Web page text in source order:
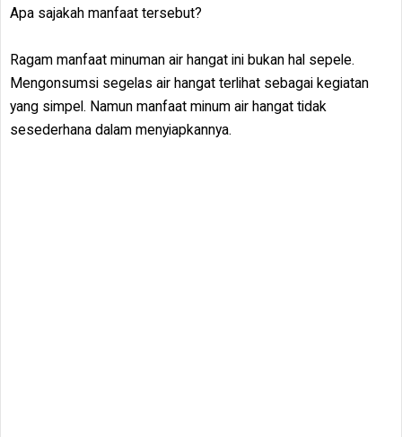
Apa sajakah manfaat tersebut?
Ragam manfaat minuman air hangat ini bukan hal sepele.
Mengonsumsi segelas air hangat terlihat sebagai kegiatan
yang simpel. Namun manfaat minum air hangat tidak
sesederhana dalam menyiapkannya.